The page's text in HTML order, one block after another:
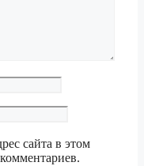
сайта в этом